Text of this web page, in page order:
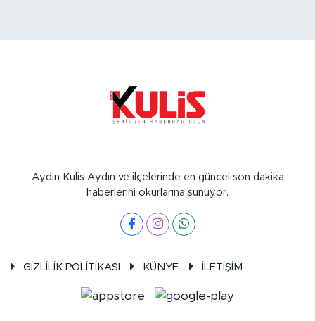
Aydın Kulis Aydın ve ilçelerinde en güncel son dakika
haberlerini okurlarına sunuyor.
GİZLİLİK POLİTİKASI KÜNYE İLETİŞİM